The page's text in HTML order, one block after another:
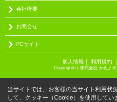
会社概要
お問合せ
PCサイト
個人情報 利用規約｜
Copyright(c) 株式会社 かぬま
当サイトでは、お客様の当サイト利用状
して、クッキー（Cookie）を使用してい